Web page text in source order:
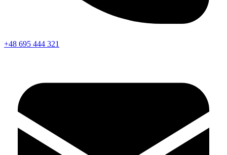
+48 695 444 321